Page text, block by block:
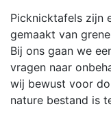
Picknicktafels zijn
gemaakt van
Bij ons gaan we
vragen naar
wij bewust voor
nature bestand is